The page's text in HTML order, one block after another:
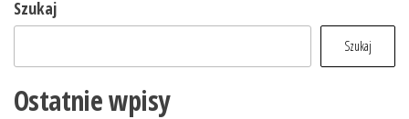
Szukaj
Szukaj
Ostatnie wpisy